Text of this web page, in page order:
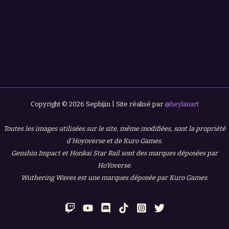
Copyright © 2026 Sephijin | Site réalisé par @heylauart
Toutes les images utilisées sur le site, même modifiées, sont la propriété
d'Hoyoverse et de Kuro Games.
Genshin Impact et Honkai Star Rail sont des marques déposées par
HoYoverse.
Wuthering Waves est une marques déposée par Kuro Games.